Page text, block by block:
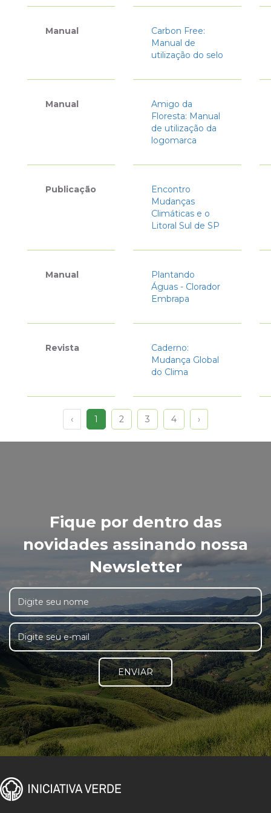
Manual
Carbon Free:
Manual de
utilização do selo
Manual
Amigo da
Floresta: Manual
de utilização da
logomarca
Publicação
Encontro
Mudanças
Climáticas e o
Litoral Sul de SP
Manual
Plantando
Águas - Clorador
Embrapa
Revista
Caderno:
Mudança Global
do Clima
‹ 1 2 3 4 ›
Fique por dentro das
novidades assinando nossa
Newsletter
ENVIAR